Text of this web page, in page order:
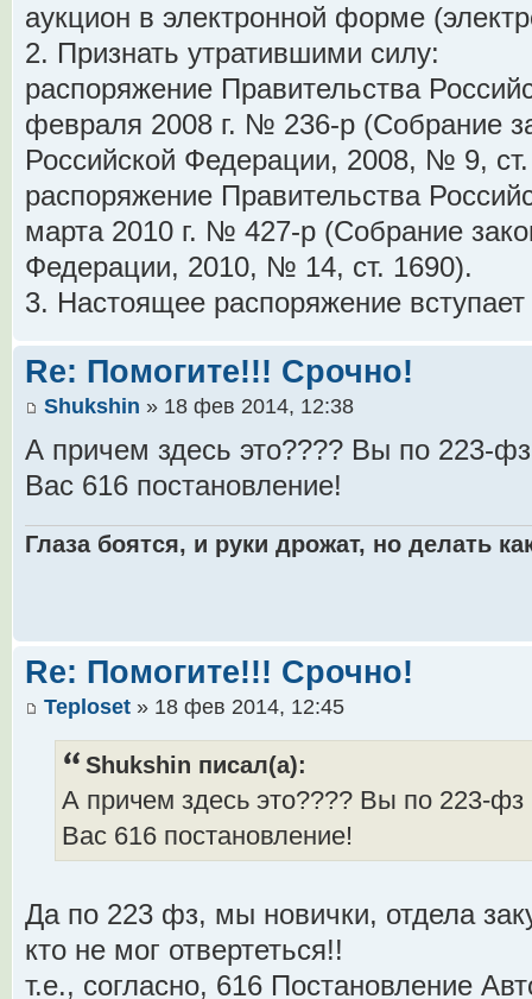
аукцион в электронной форме
2. Признать утратившими силу:
распоряжение Правительства
февраля 2008 г. № 236-р (Собрание
Российской Федерации, 2008, № 9,
распоряжение Правительства
марта 2010 г. № 427-р (Собрание
Федерации, 2010, № 14, ст. 1690).
3. Настоящее распоряжение
Re: Помогите!!! Срочно!
Shukshin » 18 фев 2014, 12:38
А причем здесь это???? Вы по 223-
Вас 616 постановление!
Глаза боятся, и руки дрожат, но делать
Re: Помогите!!! Срочно!
Teploset » 18 фев 2014, 12:45
Shukshin писал(а):
А причем здесь это???? Вы по 223-фз
Вас 616 постановление!
Да по 223 фз, мы новички, отдела
кто не мог отвертеться!!
т.е., согласно, 616 Постановление